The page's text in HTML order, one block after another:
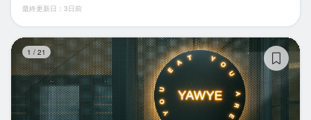
最終更新日：3日前
1 / 21